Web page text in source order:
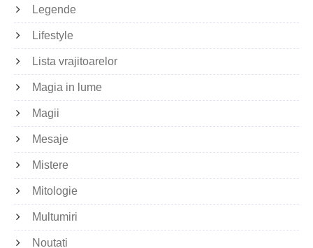
Legende
Lifestyle
Lista vrajitoarelor
Magia in lume
Magii
Mesaje
Mistere
Mitologie
Multumiri
Noutati